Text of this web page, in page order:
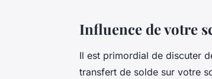
Influence de votre
Il est primordial de discuter
transfert de solde sur votre